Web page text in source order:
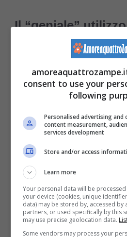
Il “geniale”
A volte non bastaun
per tenere al sicuro i felini
una fissa dimora. Eppure,
probabilmente, siamo
poter descrivere in
l’incredibile scena
@thatkittenuniverse
consent to use your
following
Personalised advertising
content measurement,
services development
Store and/or access
Learn more
Your personal data will be
your device (cookies, unique
data) may be stored by, accessed by
partners, or used specifically by this
may use precise geolocation data.
Some vendors may process your